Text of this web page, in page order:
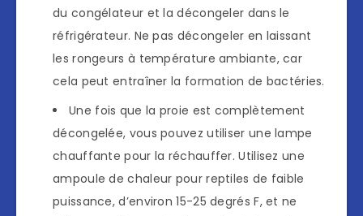
du congélateur et la décongeler dans le
réfrigérateur. Ne pas décongeler en laissant
les rongeurs à température ambiante, car
cela peut entraîner la formation de bactéries.
Une fois que la proie est complètement
décongelée, vous pouvez utiliser une lampe
chauffante pour la réchauffer. Utilisez une
ampoule de chaleur pour reptiles de faible
puissance, d’environ 15-25 degrés F, et ne